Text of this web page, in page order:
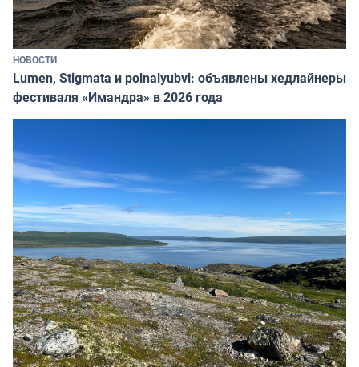
НОВОСТИ
Lumen, Stigmata и polnalyubvi: объявлены хедлайнеры
фестиваля «Имандра» в 2026 года